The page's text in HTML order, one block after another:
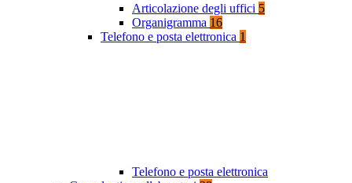
Articolazione degli uffici 5
Organigramma 16
Telefono e posta elettronica 1
Telefono e posta elettronica